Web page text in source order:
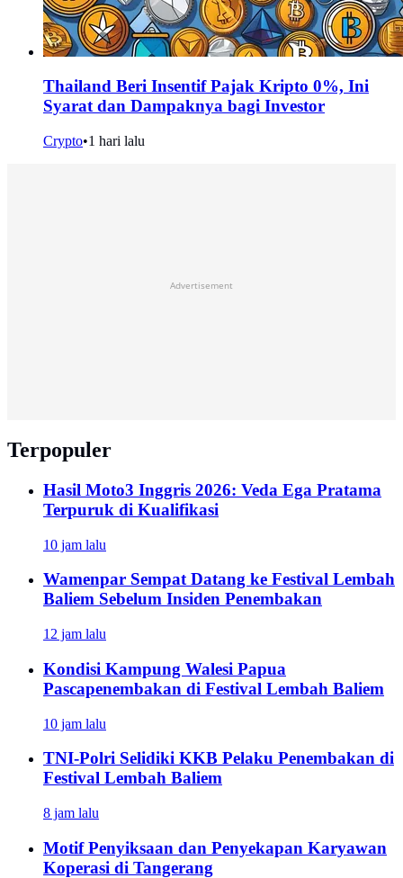
Thailand Beri Insentif Pajak Kripto 0%, Ini
Syarat dan Dampaknya bagi Investor
Crypto•1 hari lalu
Advertisement
Terpopuler
Hasil Moto3 Inggris 2026: Veda Ega Pratama
Terpuruk di Kualifikasi
10 jam lalu
Wamenpar Sempat Datang ke Festival Lembah
Baliem Sebelum Insiden Penembakan
12 jam lalu
Kondisi Kampung Walesi Papua
Pascapenembakan di Festival Lembah Baliem
10 jam lalu
TNI-Polri Selidiki KKB Pelaku Penembakan di
Festival Lembah Baliem
8 jam lalu
Motif Penyiksaan dan Penyekapan Karyawan
Koperasi di Tangerang